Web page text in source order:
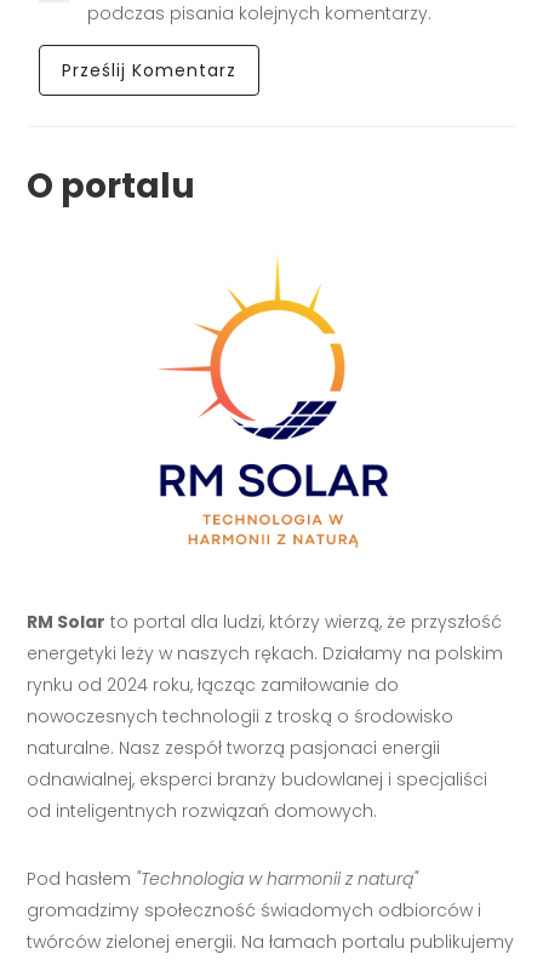
podczas pisania kolejnych komentarzy.
O portalu
RM Solar to portal dla ludzi, którzy wierzą, że przyszłość
energetyki leży w naszych rękach. Działamy na polskim
rynku od 2024 roku, łącząc zamiłowanie do
nowoczesnych technologii z troską o środowisko
naturalne. Nasz zespół tworzą pasjonaci energii
odnawialnej, eksperci branży budowlanej i specjaliści
od inteligentnych rozwiązań domowych.
Pod hasłem "Technologia w harmonii z naturą"
gromadzimy społeczność świadomych odbiorców i
twórców zielonej energii. Na łamach portalu publikujemy